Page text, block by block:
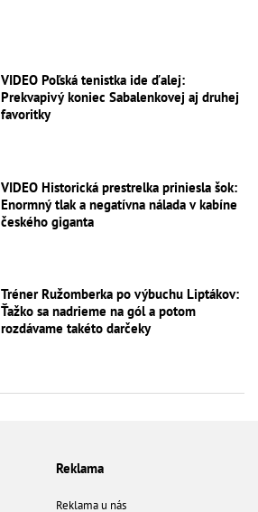
VIDEO Poľská tenistka ide ďalej:
Prekvapivý koniec Sabalenkovej aj druhej
favoritky
VIDEO Historická prestrelka priniesla šok:
Enormný tlak a negatívna nálada v kabíne
českého giganta
Tréner Ružomberka po výbuchu Liptákov:
Ťažko sa nadrieme na gól a potom
rozdávame takéto darčeky
Reklama
Reklama u nás